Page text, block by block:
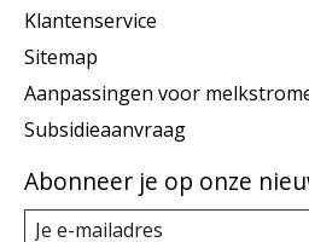
Klantenservice
Sitemap
Aanpassingen voor
Subsidieaanvraag
Abonneer je op onze